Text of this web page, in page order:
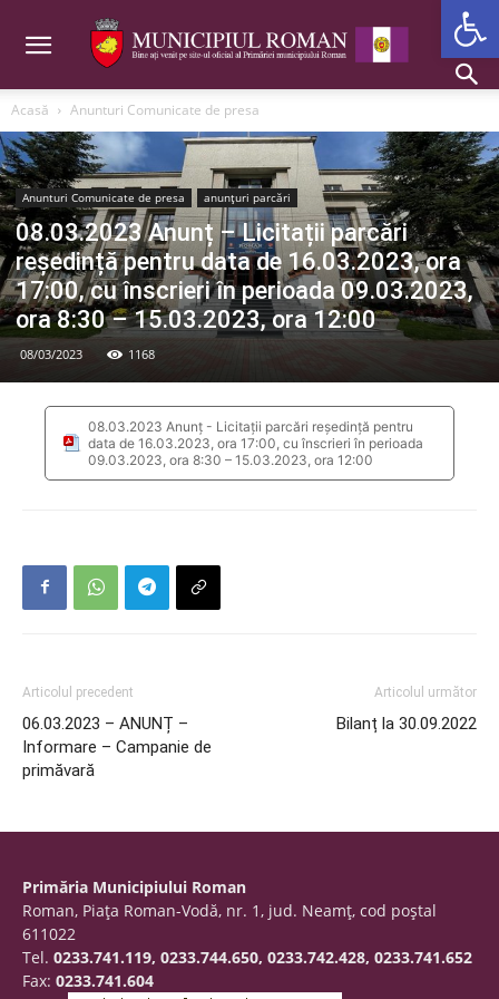
Acasă Anunturi Comunicate de presa
Anunturi Comunicate de presa anunțuri parcări
08.03.2023 Anunț – Licitații parcări
reședință pentru data de 16.03.2023, ora
17:00, cu înscrieri în perioada 09.03.2023,
ora 8:30 – 15.03.2023, ora 12:00
08/03/2023 1168
08.03.2023 Anunț - Licitații parcări reședință pentru
data de 16.03.2023, ora 17:00, cu înscrieri în perioada
09.03.2023, ora 8:30 – 15.03.2023, ora 12:00
Articolul precedent
06.03.2023 – ANUNȚ –
Informare – Campanie de
primăvară
Articolul următor
Bilanț la 30.09.2022
Primăria Municipiului Roman
Roman, Piaţa Roman-Vodă, nr. 1, jud. Neamţ, cod poştal
611022
Tel. 0233.741.119, 0233.744.650, 0233.742.428, 0233.741.652
Fax: 0233.741.604